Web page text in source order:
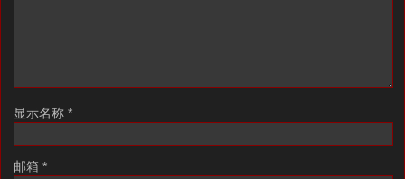
显示名称 *
邮箱 *